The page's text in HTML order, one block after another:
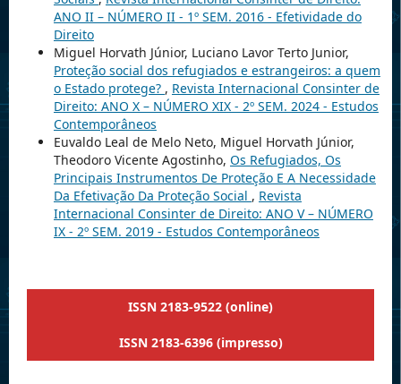
ANO II – NÚMERO II - 1º SEM. 2016 - Efetividade do
Direito
Miguel Horvath Júnior, Luciano Lavor Terto Junior,
Proteção social dos refugiados e estrangeiros: a quem
o Estado protege? , Revista Internacional Consinter de
Direito: ANO X – NÚMERO XIX - 2º SEM. 2024 - Estudos
Contemporâneos
Euvaldo Leal de Melo Neto, Miguel Horvath Júnior,
Theodoro Vicente Agostinho, Os Refugiados, Os
Principais Instrumentos De Proteção E A Necessidade
Da Efetivação Da Proteção Social , Revista
Internacional Consinter de Direito: ANO V – NÚMERO
IX - 2º SEM. 2019 - Estudos Contemporâneos
ISSN 2183-9522 (online)
ISSN 2183-6396 (impresso)